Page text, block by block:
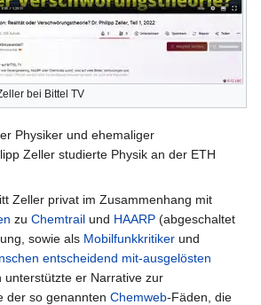
bei Bittel TV
Physiker und ehemaliger
Zeller studierte Physik an der ETH
Zeller privat im Zusammenhang mit
zu Chemtrail und HAARP (abgeschaltet
sowie als Mobilfunkkritiker und
entscheidend mit-ausgelösten
unterstützte er Narrative zur
der so genannten Chemweb-Fäden, die